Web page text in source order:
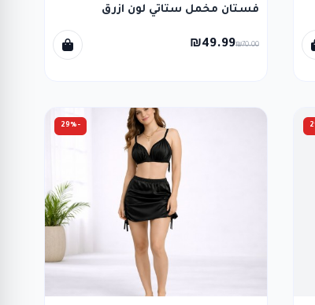
فستان مخمل ستاتي لون ازرق
₪49.99₪70.00
-29%